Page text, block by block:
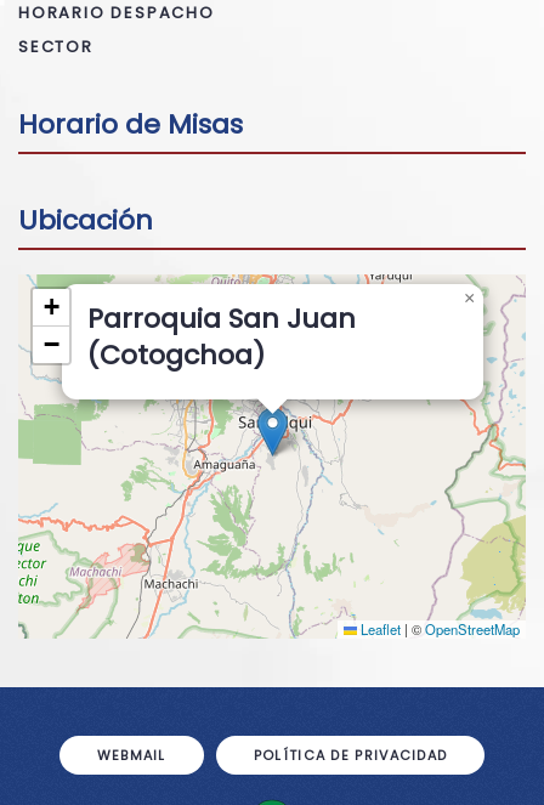
HORARIO DESPACHO
SECTOR
Horario de Misas
Ubicación
Parroquia San Juan
(Cotogchoa)
×
+
−
Leaflet | ©OpenStreetMap
WEBMAIL POLÍTICA DE PRIVACIDAD